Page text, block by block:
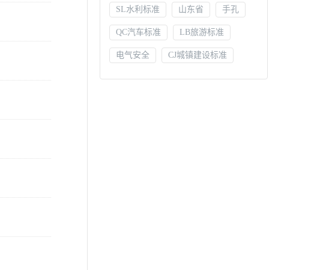
SL水利标准 山东省 手孔
QC汽车标准 LB旅游标准
电气安全 CJ城镇建设标准
CY新闻出版标准 布线